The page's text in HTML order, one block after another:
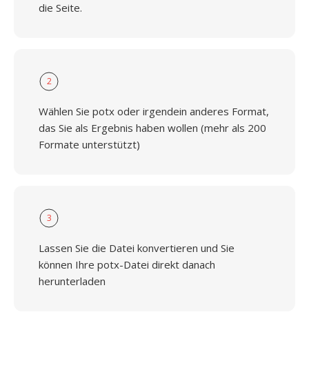
die Seite.
2
Wählen Sie potx oder irgendein anderes Format,
das Sie als Ergebnis haben wollen (mehr als 200
Formate unterstützt)
3
Lassen Sie die Datei konvertieren und Sie
können Ihre potx-Datei direkt danach
herunterladen